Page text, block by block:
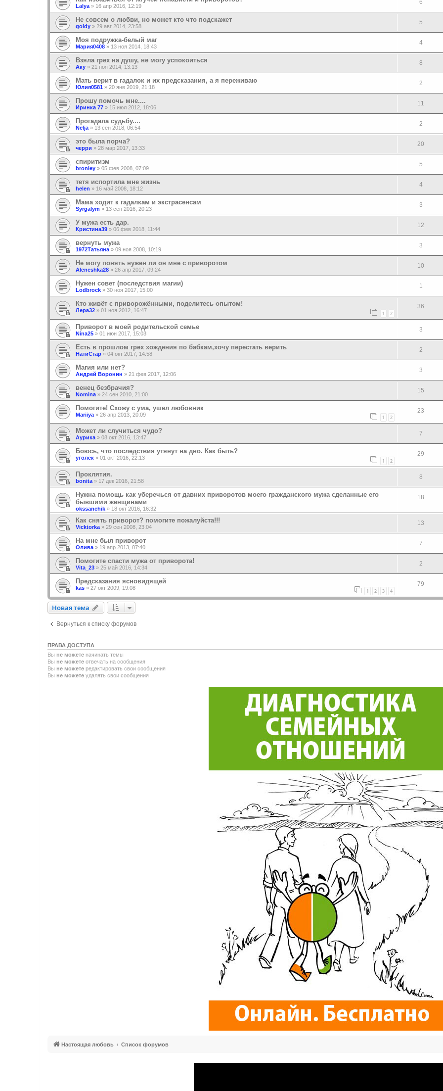
Lalya » 16 апр 2016, 12:19
6
Не совсем о любви, но может кто что подскажет
goldy » 29 авг 2014, 23:58
5
Моя подружка-белый маг
Мария0408 » 13 ноя 2014, 18:43
4
Взяла грех на душу, не могу успокоиться
Аку » 21 ноя 2014, 13:13
8
Мать верит в гадалок и их предсказания, а я переживаю
Юлия0581 » 20 янв 2019, 21:18
2
Прошу помочь мне....
Иринка 77 » 15 июл 2012, 18:06
11
Прогадала судьбу....
Nelja » 13 сен 2018, 06:54
2
это была порча?
черри » 28 мар 2017, 13:33
20
спиритизм
bronley » 05 фев 2008, 07:09
5
тетя испортила мне жизнь
helen » 16 май 2008, 18:12
4
Мама ходит к гадалкам и экстрасенсам
Syrgalym » 13 сен 2016, 20:23
3
У мужа есть дар.
Кристина39 » 06 фев 2018, 11:44
12
вернуть мужа
1972Татьяна » 09 ноя 2008, 10:19
3
Не могу понять нужен ли он мне с приворотом
Aleneshka28 » 26 апр 2017, 09:24
10
Нужен совет (последствия магии)
Lodbrock » 30 ноя 2017, 15:00
1
Кто живёт с приворожёнными, поделитесь опытом!
Лера32 » 01 ноя 2012, 16:47 1 2
36
Приворот в моей родительской семье
Nina25 » 01 июн 2017, 15:03
3
Есть в прошлом грех хождения по бабкам,хочу перестать верить
НатиСтар » 04 окт 2017, 14:58
2
Магия или нет?
Андрей Воронин » 21 фев 2017, 12:06
3
венец безбрачия?
Nomina » 24 сен 2010, 21:00
15
Помогите! Схожу с ума, ушел любовник
Mariiya » 26 апр 2013, 20:09 1 2
23
Может ли случиться чудо?
Аурика» 08 окт 2016, 13:47
7
Боюсь, что последствия утянут на дно. Как быть?
уголёк » 01 окт 2016, 22:13 1 2
29
Проклятия.
bonita » 17 дек 2016, 21:58
8
Нужна помощь как уберечься от давних приворотов моего гражданского мужа сделанные его
бывшими женщинами
okssanchik » 18 окт 2016, 16:32
18
Как снять приворот? помогите пожалуйста!!!
Vicktorka » 29 сен 2008, 23:04
13
На мне был приворот
Олива » 19 апр 2013, 07:40
7
Помогите спасти мужа от приворота!
Vita_23 » 25 май 2016, 14:34
2
Предсказания ясновидящей
kas » 27 окт 2009, 19:08 1 2 3 4
79
Новая тема
Новаятема
Вернуться к списку форумов
ПРАВА ДОСТУПА
Вы не можете начинать темы
Вы не можете отвечать на сообщения
Вы не можете редактировать свои сообщения
Вы не можете удалять свои сообщения
Настоящая любовь Список форумов